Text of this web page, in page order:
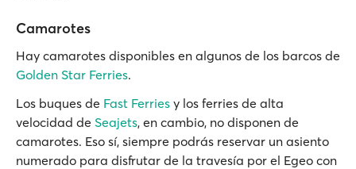
Camarotes
Hay camarotes disponibles en algunos de los barcos de
Golden Star Ferries.
Los buques de Fast Ferries y los ferries de alta
velocidad de Seajets, en cambio, no disponen de
camarotes. Eso sí, siempre podrás reservar un asiento
numerado para disfrutar de la travesía por el Egeo con